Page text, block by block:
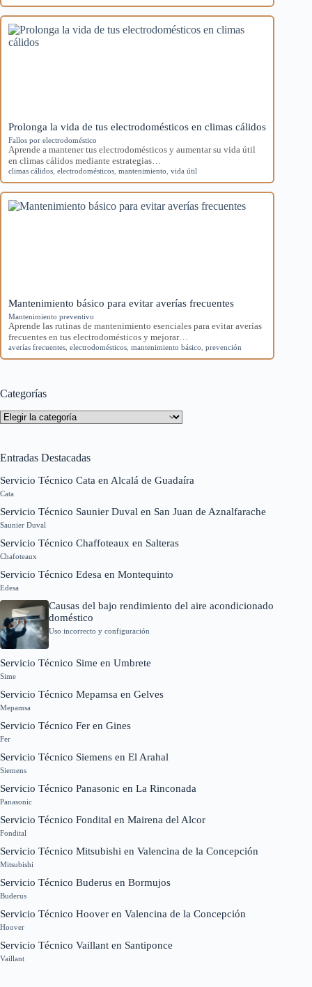
Prolonga la vida de tus electrodomésticos en climas cálidos
Fallos por electrodoméstico
Aprende a mantener tus electrodomésticos y aumentar su vida útil
en climas cálidos mediante estrategias…
climas cálidos electrodomésticos mantenimiento vida útil
Mantenimiento básico para evitar averías frecuentes
Mantenimiento preventivo
Aprende las rutinas de mantenimiento esenciales para evitar averías
frecuentes en tus electrodomésticos y mejorar…
averías frecuentes electrodomésticos mantenimiento básico prevención
Categorías
Categorías
Entradas Destacadas
Servicio Técnico Cata en Alcalá de Guadaíra
Cata
Servicio Técnico Saunier Duval en San Juan de Aznalfarache
Saunier Duval
Servicio Técnico Chaffoteaux en Salteras
Chafoteaux
Servicio Técnico Edesa en Montequinto
Edesa
Causas del bajo rendimiento del aire acondicionado
doméstico
Uso incorrecto y configuración
Servicio Técnico Sime en Umbrete
Sime
Servicio Técnico Mepamsa en Gelves
Mepamsa
Servicio Técnico Fer en Gines
Fer
Servicio Técnico Siemens en El Arahal
Siemens
Servicio Técnico Panasonic en La Rinconada
Panasonic
Servicio Técnico Fondital en Mairena del Alcor
Fondital
Servicio Técnico Mitsubishi en Valencina de la Concepción
Mitsubishi
Servicio Técnico Buderus en Bormujos
Buderus
Servicio Técnico Hoover en Valencina de la Concepción
Hoover
Servicio Técnico Vaillant en Santiponce
Vaillant